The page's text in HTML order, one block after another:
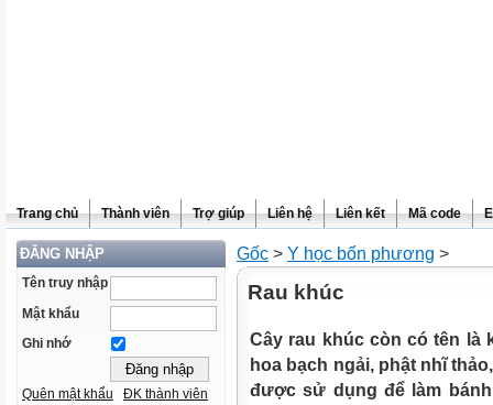
Trang chủ Thành viên Trợ giúp Liên hệ Liên kết Mã code
ĐĂNG NHẬP
Tên truy nhập
Mật khẩu
Ghi nhớ
Quên mật khẩu ĐK thành viên
Gốc > Y học bốn phương >
Rau khúc
Cây rau khúc còn có tên là
hoa bạch ngải, phật nhĩ
được sử dụng để làm